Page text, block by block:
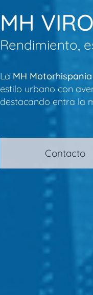
MH
Rendimiento,
La MH Motorhispania
estilo urbano con
destacando entra la
Contacto